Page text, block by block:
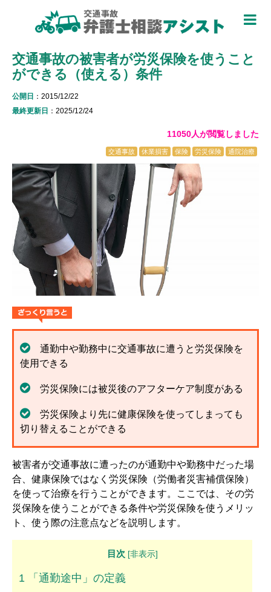
交通事故の被害者が労災保険を使うこと
ができる（使える）条件
公開日 ：2015/12/22
最終更新日 ：2025/12/24
11050人が閲覧しました
交通事故 休業損害 保険 労災保険 通院治療
通勤中や勤務中に交通事故に遭うと労災保険を
使用できる
労災保険には被災後のアフターケア制度がある
労災保険より先に健康保険を使ってしまっても
切り替えることができる
被害者が交通事故に遭ったのが通勤中や勤務中だった場
合、健康保険ではなく労災保険（労働者災害補償保険）
を使って治療を行うことができます。ここでは、その労
災保険を使うことができる条件や労災保険を使うメリッ
ト、使う際の注意点などを説明します。
目次 [非表示]
1 「通勤途中」の定義
被害者のための基礎知識 ▼
被害者になったら
適用できる保険を知る
休業損害について知る
弁護士特約について知る
加害者側について知る
被害に関する用語を知る
解決までの流れ ▼
ケガの治療
症状固定
後遺障害認定
慰謝料請求
示談交渉
交通事故体験談 ▼
乗用車事故の体験談
大型車事故の体験談
バイク事故の体験談
自転車事故の体験談
捻挫の体験談